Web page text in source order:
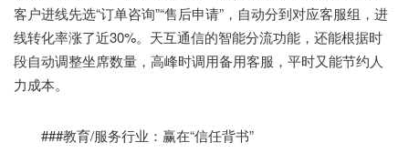
客户进线先选“订单咨询”“售后申请”，自动分到对应客服组，进
线转化率涨了近30%。天互通信的智能分流功能，还能根据时
段自动调整坐席数量，高峰时调用备用客服，平时又能节约人
力成本。
###教育/服务行业：赢在“信任背书”